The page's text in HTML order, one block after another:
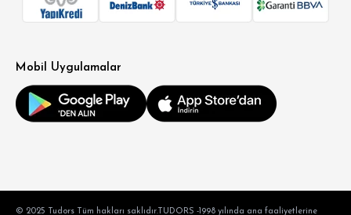
Mobil Uygulamalar
© 2025 Tudors Tüm hakları saklıdır.TUDORS -1998 yılında ana faaliyetlerine